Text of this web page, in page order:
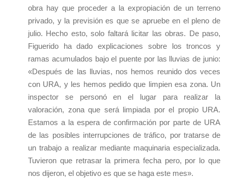
obra hay que proceder a la expropiación de un terreno
privado, y la previsión es que se apruebe en el pleno de
julio. Hecho esto, solo faltará licitar las obras. De paso,
Figuerido ha dado explicaciones sobre los troncos y
ramas acumulados bajo el puente por las lluvias de junio:
«Después de las lluvias, nos hemos reunido dos veces
con URA, y les hemos pedido que limpien esa zona. Un
inspector se personó en el lugar para realizar la
valoración, zona que será limpiada por el propio URA.
Estamos a la espera de confirmación por parte de URA
de las posibles interrupciones de tráfico, por tratarse de
un trabajo a realizar mediante maquinaria especializada.
Tuvieron que retrasar la primera fecha pero, por lo que
nos dijeron, el objetivo es que se haga este mes».